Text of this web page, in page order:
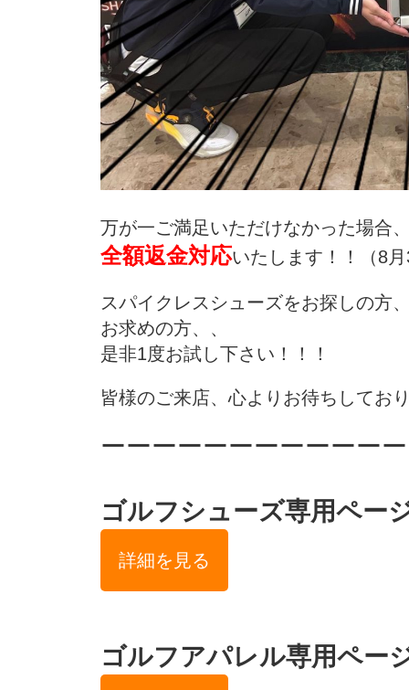
万が一ご満足いただけなかった場合
全額返金対応いたします！！（8
スパイクレスシューズをお探しの方
お求めの方、、
是非1度お試し下さい！！！
皆様のご来店、心よりお待ちしてお
ーーーーーーーーーーー
ゴルフシューズ専用ペー
詳細を見る
ゴルフアパレル専用ペー